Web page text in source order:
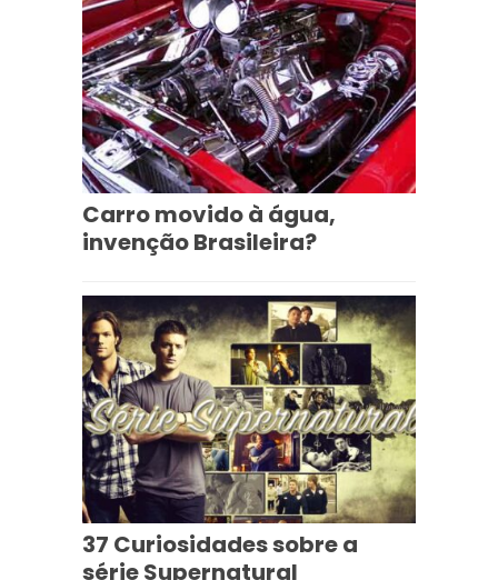
Carro movido à água,
invenção Brasileira?
37 Curiosidades sobre a
série Supernatural